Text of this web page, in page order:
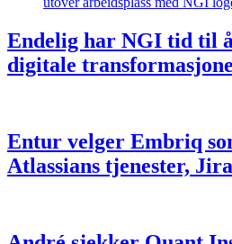
Endelig har NGI tid til
digitale
Entur velger Embriq
Atlassians tjenester,